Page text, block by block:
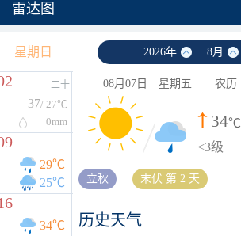
雷达图
星期日
二十
37/ 27℃
0mm
29℃
25℃
34℃
2026年 8月
08月07日 星期五 农历
34℃
<3级
立秋 末伏 第 2 天
历史天气